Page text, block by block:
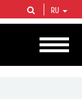
более 2%
углеводородов.
RU